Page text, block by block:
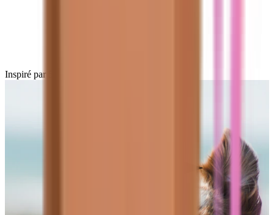
Inspiré par 50 000 propriétaires